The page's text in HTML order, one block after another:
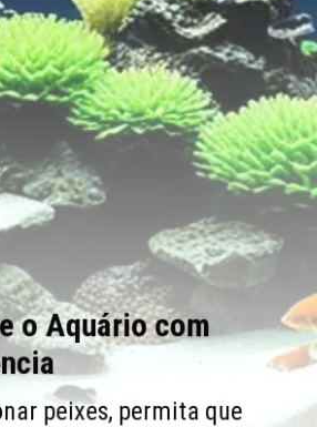
Aquário com
peixes, permita que